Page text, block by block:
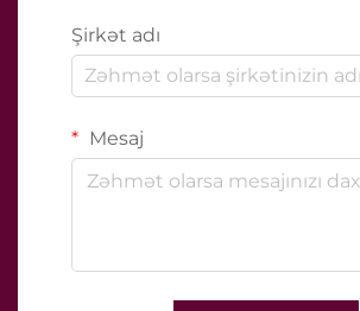
Şirkət adı
Mesaj